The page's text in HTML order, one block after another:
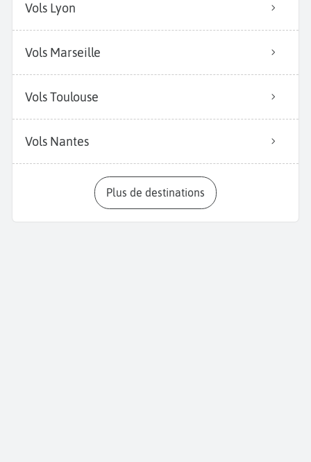
Vols Lyon
Vols Marseille
Vols Toulouse
Vols Nantes
Plus de destinations